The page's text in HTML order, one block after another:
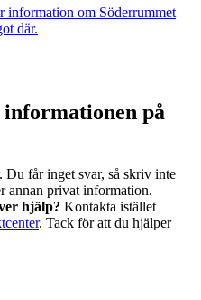
information om Söderrummet
där.
på
Du får inget svar, så skriv inte
annan privat information.
hjälp? Kontakta istället
. Tack för att du hjälper